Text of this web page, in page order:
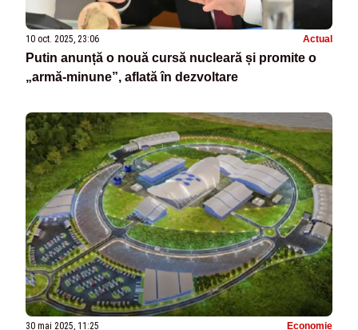
10 oct. 2025, 23:06 Actual
Putin anunță o nouă cursă nucleară și promite o
„armă-minune”, aflată în dezvoltare
30 mai 2025, 11:25 Economie